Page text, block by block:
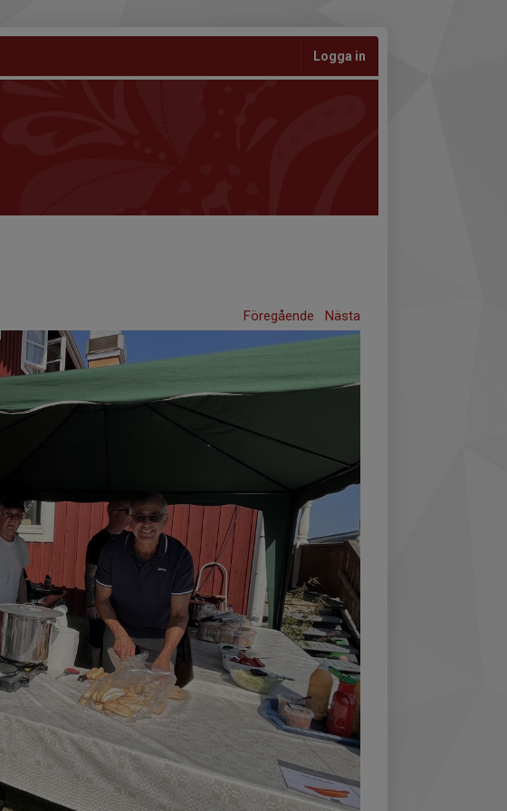
Logga in
Föregående Nästa